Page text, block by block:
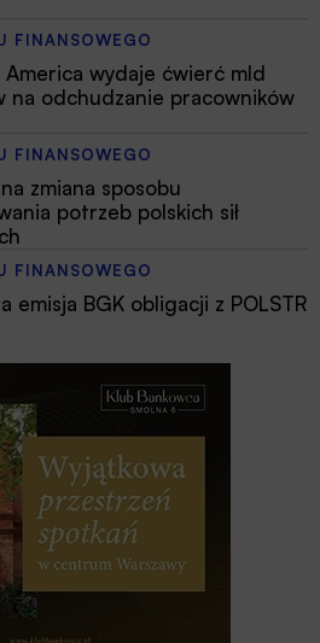
FINANSOWEGO
America wydaje ćwierć mld
na odchudzanie pracowników
FINANSOWEGO
zmiana sposobu
potrzeb polskich sił
FINANSOWEGO
emisja BGK obligacji z POLSTR